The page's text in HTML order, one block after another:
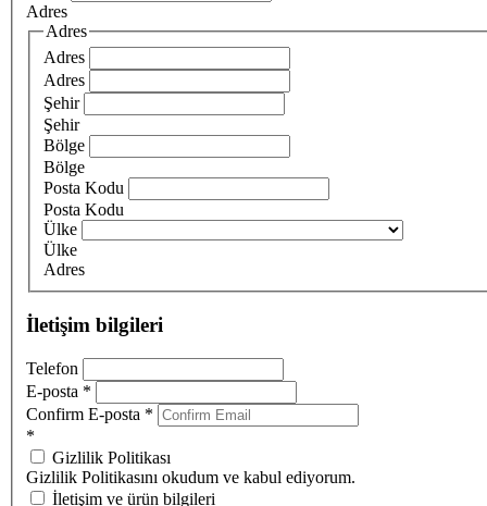
Adres
Adres
Adres
Adres
Şehir
Şehir
Bölge
Bölge
Posta Kodu
Posta Kodu
Ülke
Ülke
Adres
İletişim bilgileri
Telefon
E-posta *
Confirm E-posta *
*
Gizlilik Politikası
Gizlilik Politikasını okudum ve kabul ediyorum.
İletişim ve ürün bilgileri